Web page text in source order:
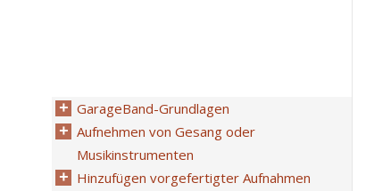
GarageBand-Grundlagen
Aufnehmen von Gesang oder
Musikinstrumenten
Hinzufügen vorgefertigter Aufnahmen